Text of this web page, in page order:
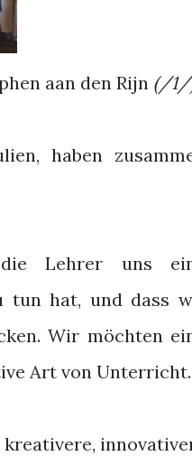
aan den Rijn (/1/
haben
Lehrer uns
tun hat, und dass
Wir möchten
Art von Unterricht.
kreativere,